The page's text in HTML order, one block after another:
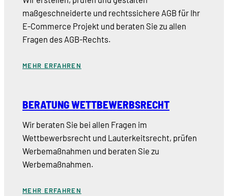
maßgeschneiderte und rechtssichere AGB für Ihr
E-Commerce Projekt und beraten Sie zu allen
Fragen des AGB-Rechts.
MEHR ERFAHREN
BERATUNG WETTBEWERBSRECHT
Wir beraten Sie bei allen Fragen im
Wettbewerbsrecht und Lauterkeitsrecht, prüfen
Werbemaßnahmen und beraten Sie zu
Werbemaßnahmen.
MEHR ERFAHREN